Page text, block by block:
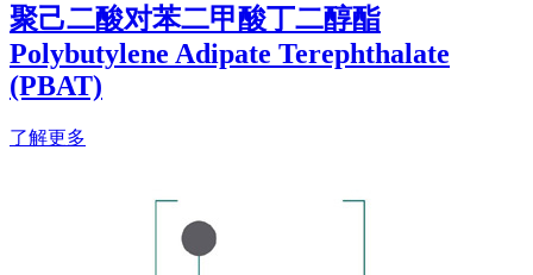
聚己二酸对苯二甲酸丁二醇酯
Polybutylene Adipate Terephthalate
(PBAT)
了解更多